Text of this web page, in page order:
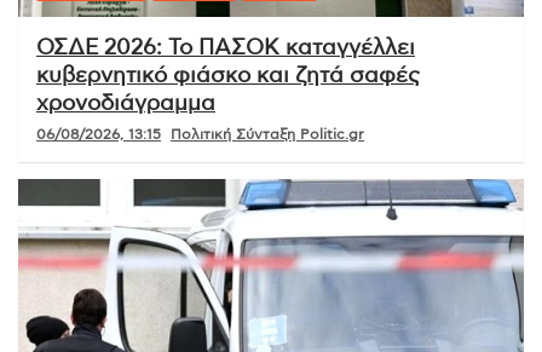
ΟΣΔΕ 2026: Το ΠΑΣΟΚ καταγγέλλει
κυβερνητικό φιάσκο και ζητά σαφές
χρονοδιάγραμμα
06/08/2026, 13:15 Πολιτική Σύνταξη Politic.gr